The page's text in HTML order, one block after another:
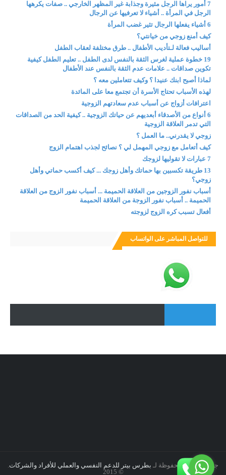
7 أمور يراها الرجل مثيرة وجذابة غير المظهر الخارجي .. صفات يكرهها
الرجل في المرأة .. أشياء لا تعرفيها عن الرجال
6 أشياء يفعلها الرجال تثير غضب المرأة
كيف أمنع زوجي من خيانتي؟
أساليب فعالة لـتأديب الأطفال .. طرق مختلفة لعقاب الطفل
19 خطوة عملية لغرس الثقة بالنفس لدى الطفل .. تعليم الطفل كيفية
تكوين صداقات .. علامات عدم الثقة بالنفس عند الأطفال
لماذا أصبح ابنك عنيدا ؟ وكيف تتعاملين معه ؟
لهذه الأسباب تحتاج الأسرة أن تجتمع معا على المائدة
اعترافات أزواج عن أسباب عدم سعادتهم الزوجية
6 أنواع من الأصدقاء أبعديهم عن حياتك الزوجية .. كيفية الحد من الصداقات
التي تدمر العلاقة الزوجية
زوجي لا يقدرني.. ما العمل ؟
كيف أتعامل مع زوجي المهمل لي ؟ نصائح لجذب اهتمام الزوج
7 عبارات لا تقوليها لزوجك
13 طريقة تكسبين بها حماتك وأهل زوجك ... كيف أكسب حماتي وأهل
زوجي؟
أسباب نفور الزوجين من العلاقة الحميمة ... أسباب نفور الزوج من العلاقة
الحميمة .. أسباب نفور الزوجة من العلاقة الحميمة
أفعال تسبب كره الزوج لزوجته
للتواصل المباشر على الواتساب
جميع الحقوق محفوظة لـ بطرس بيتر للدعم النفسي والعملي للأفراد والشركات.
© 2015